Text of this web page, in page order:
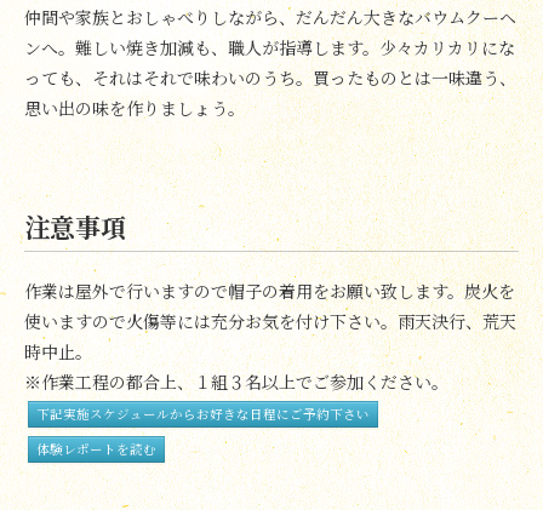
仲間や家族とおしゃべりしながら、だんだん大きなバウムクーヘ
ンへ。難しい焼き加減も、職人が指導します。少々カリカリにな
っても、それはそれで味わいのうち。買ったものとは一味違う、
思い出の味を作りましょう。
注意事項
作業は屋外で行いますので帽子の着用をお願い致します。炭火を
使いますので火傷等には充分お気を付け下さい。雨天決行、荒天
時中止。
※作業工程の都合上、１組３名以上でご参加ください。
下記実施スケジュールからお好きな日程にご予約下さい
体験レポートを読む